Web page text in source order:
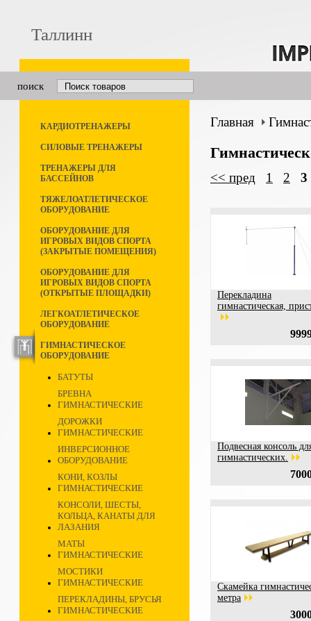
Таллинн
поиск
КАРДИОТРЕНАЖЕРЫ
СИЛОВЫЕ ТРЕНАЖЕРЫ
ТРЕНАЖЕРЫ ДЛЯ
БАССЕЙНОВ
ТЯЖЕЛОАТЛЕТИЧЕСКОЕ
ОБОРУДОВАНИЕ
ОБОРУДОВАНИЕ ДЛЯ
ИГРОВЫХ ВИДОВ СПОРТА
(ЗАКРЫТЫЕ ПОМЕЩЕНИЯ)
ОБОРУДОВАНИЕ ДЛЯ
ИГРОВЫХ ВИДОВ СПОРТА
(ОТКРЫТЫЕ ПЛОЩАДКИ)
ЛЕГКОАТЛЕТИЧЕСКОЕ
ОБОРУДОВАНИЕ
ГИМНАСТИЧЕСКОЕ
ОБОРУДОВАНИЕ
БАТУТЫ
БРЕВНА
ГИМНАСТИЧЕСКИЕ
ДОРОЖКИ
ГИМНАСТИЧЕСКИЕ
ИНВЕРСИОННОЕ
ОБОРУДОВАНИЕ
КОНИ, КОЗЛЫ
ГИМНАСТИЧЕСКИЕ
КОНСОЛИ, ШЕСТЫ,
КОЛЬЦА, КАНАТЫ ДЛЯ
ЛАЗАНИЯ
МАТЫ
ГИМНАСТИЧЕСКИЕ
МОСТИКИ
ГИМНАСТИЧЕСКИЕ
ПЕРЕКЛАДИНЫ, БРУСЬЯ
ГИМНАСТИЧЕСКИЕ
Главная
<< пред 1 2 3
Перекладина
гимнастическая,
Подвесная консоль
гимнастических.
Скамейка
метра